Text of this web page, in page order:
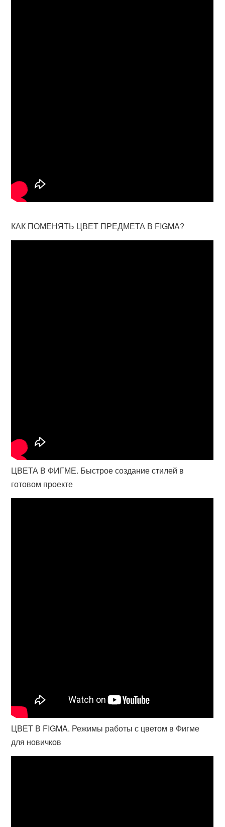
КАК ПОМЕНЯТЬ ЦВЕТ ПРЕДМЕТА В FIGMA?
ЦВЕТА В ФИГМЕ. Быстрое создание стилей в
готовом проекте
ЦВЕТ В FIGMA. Режимы работы с цветом в Фигме
для новичков